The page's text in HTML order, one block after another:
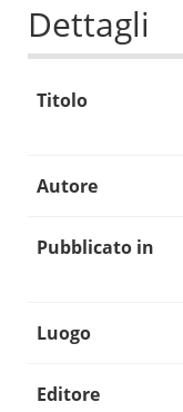
Dettagli
Titolo
Autore
Pubblicato in
Luogo
Editore